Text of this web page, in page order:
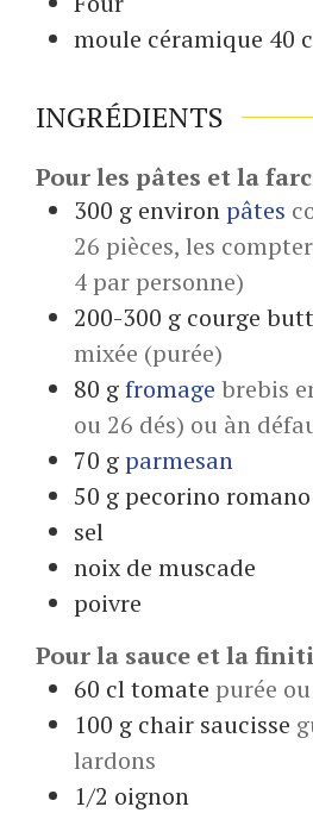
moule céramique 40
INGRÉDIENTS
Pour les pâtes et la
300 g environpâtes
26 pièces, les
4 par personne)
200-300 g courge
mixée (purée)
80 gfromage brebis
ou 26 dés) ou àn
70 gparmesan
50 gpecorino romano
sel
noix de muscade
poivre
Pour la sauce et la
60 cltomate purée
100 g chair saucisse
lardons
1/2 oignon